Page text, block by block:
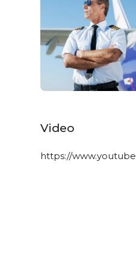
Video
https://